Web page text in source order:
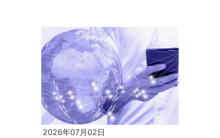
2026年07月02日